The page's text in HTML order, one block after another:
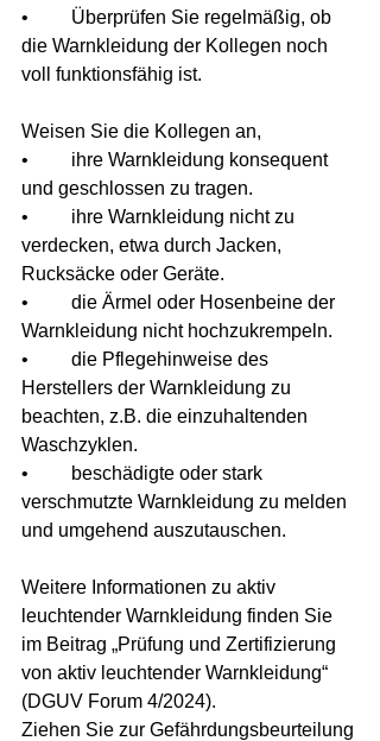
•         Überprüfen Sie regelmäßig, ob
die Warnkleidung der Kollegen noch
voll funktionsfähig ist.
Weisen Sie die Kollegen an,
•         ihre Warnkleidung konsequent
und geschlossen zu tragen.
•         ihre Warnkleidung nicht zu
verdecken, etwa durch Jacken,
Rucksäcke oder Geräte.
•         die Ärmel oder Hosenbeine der
Warnkleidung nicht hochzukrempeln.
•         die Pflegehinweise des
Herstellers der Warnkleidung zu
beachten, z.B. die einzuhaltenden
Waschzyklen.
•         beschädigte oder stark
verschmutzte Warnkleidung zu melden
und umgehend auszutauschen.
Weitere Informationen zu aktiv
leuchtender Warnkleidung finden Sie
im Beitrag „Prüfung und Zertifizierung
von aktiv leuchtender Warnkleidung“
(DGUV Forum 4/2024).
Ziehen Sie zur Gefährdungsbeurteilung